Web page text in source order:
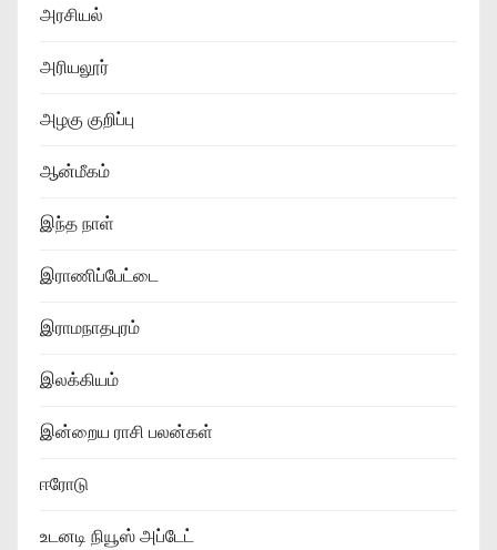
அரசியல்
அரியலூர்
அழகு குறிப்பு
ஆன்மீகம்
இந்த நாள்
இராணிப்பேட்டை
இராமநாதபுரம்
இலக்கியம்
இன்றைய ராசி பலன்கள்
ஈரோடு
உடனடி நியூஸ் அப்டேட்